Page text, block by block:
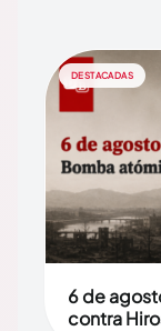
DESTACADAS
6 de
contra